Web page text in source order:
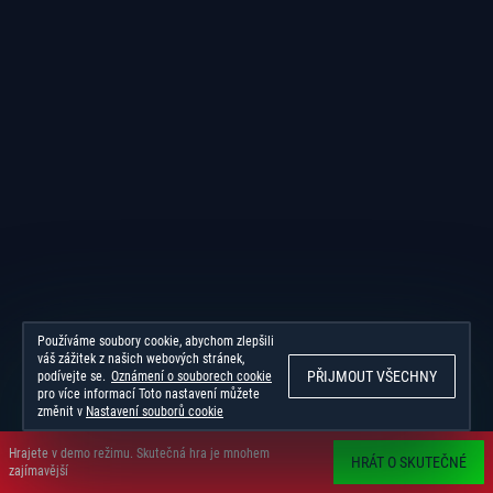
Hrajete v demo režimu. Skutečná hra je mnohem
zajímavější
HRÁT O SKUTEČNÉ
Používáme soubory cookie, abychom zlepšili
váš zážitek z našich webových stránek,
podívejte se. Oznámení o souborech cookie
pro více informací Toto nastavení můžete
změnit v Nastavení souborů cookie
PŘIJMOUT VŠECHNY